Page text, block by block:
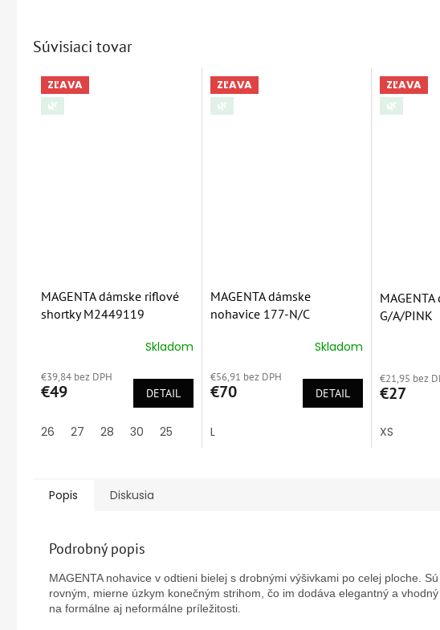
Súvisiaci tovar
ZĽAVA
🌿
MAGENTA dámske riflové
shortky M2449119
produktu
je
z
5
Skladom
€39,84 bez DPH
€49 DETAIL
26 27 28 30 25
ZĽAVA
🌿
MAGENTA dámske
nohavice 177-N/C
produktu
je
z
5
Skladom
€56,91 bez DPH
€70 DETAIL
L
ZĽAVA
🌿
G/A/PINK
produktu
je
z
5
€21,95 bez
€27
XS
Popis Diskusia
Podrobný popis
MAGENTA nohavice v odtieni bielej s drobnými výšivkami po celej ploche.
rovným, mierne úzkym konečným strihom, čo im dodáva elegantný a
na formálne aj neformálne príležitosti.